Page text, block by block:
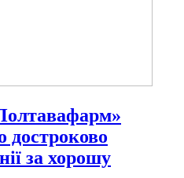
достроково
за хорошу